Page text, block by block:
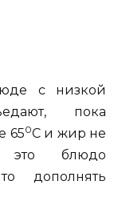
с низкой
пока
650С и жир не
это блюдо
дополнять